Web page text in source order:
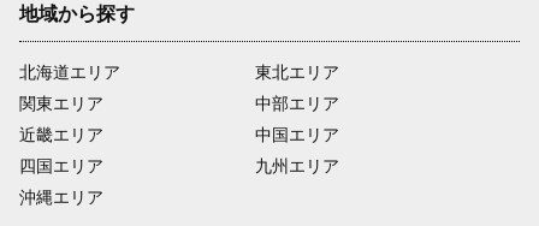
地域から探す
北海道エリア
関東エリア
近畿エリア
四国エリア
沖縄エリア
東北エリア
中部エリア
中国エリア
九州エリア